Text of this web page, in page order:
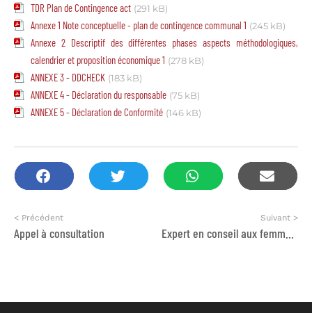
TDR Plan de Contingence act (291 kB)
Annexe 1 Note conceptuelle - plan de contingence communal 1 (245 kB)
Annexe 2 Descriptif des différentes phases aspects méthodologiques,
calendrier et proposition économique 1 (278 kB)
ANNEXE 3 - DDCHECK (183 kB)
ANNEXE 4 - Déclaration du responsable (75 kB)
ANNEXE 5 - Déclaration de Conformité (146 kB)
< Précédent
Appel à consultation
Suivant >